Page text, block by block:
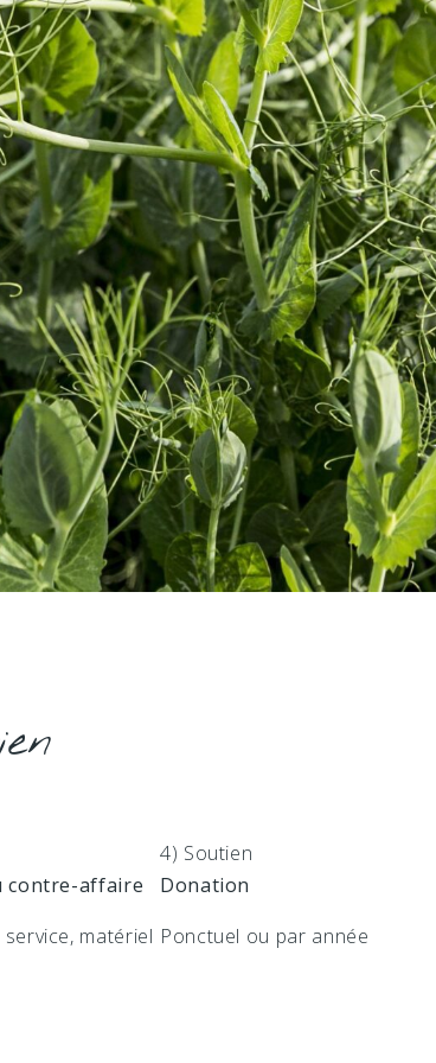
contre-affaire
matériel
4) Soutien
Donation
Ponctuel ou par année